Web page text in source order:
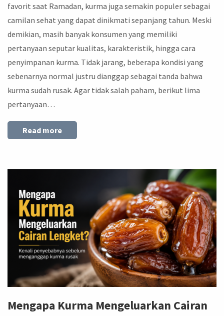
favorit saat Ramadan, kurma juga semakin populer sebagai
camilan sehat yang dapat dinikmati sepanjang tahun. Meski
demikian, masih banyak konsumen yang memiliki
pertanyaan seputar kualitas, karakteristik, hingga cara
penyimpanan kurma. Tidak jarang, beberapa kondisi yang
sebenarnya normal justru dianggap sebagai tanda bahwa
kurma sudah rusak. Agar tidak salah paham, berikut lima
pertanyaan…
Read more
Mengapa Kurma Mengeluarkan Cairan